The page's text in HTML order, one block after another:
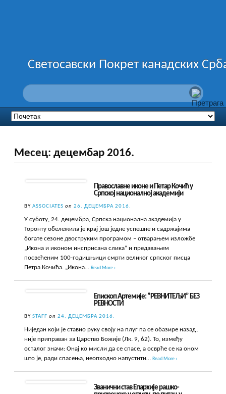
Светосавски Покрет канадских
Месец:децембар 2016.
Православне иконе и Петар Кочић у
Српској националној академији
BYASSOCIATES on 26. ДЕЦЕМБРА 2016.
У суботу, 24. децембра, Српска национална академија у
Торонту обележила је крај још једне успешне и садржајима
богате сезоне двоструким програмом – отварањем изложбе
„Икона и иконом инсприсана слика“ и предавањем
посвећеним 100-годишњици смрти великог српског писца
Петра Кочића. „Икона…Read More ›
Епископ Артемије: ”РЕВНИТЕЉИ” БЕЗ
РЕВНОСТИ
BYSTAFF on 24. ДЕЦЕМБРА 2016.
Ниједан који је ставио руку своју на плуг па се обазире назад,
није приправан за Царство Божије (Лк. 9, 62). То, између
осталог значи: Онај ко мисли да се спасе, а осврће се ка оном
што је, ради спасења, неопходно напустити…Read More ›
Званични став Епархије рашко-